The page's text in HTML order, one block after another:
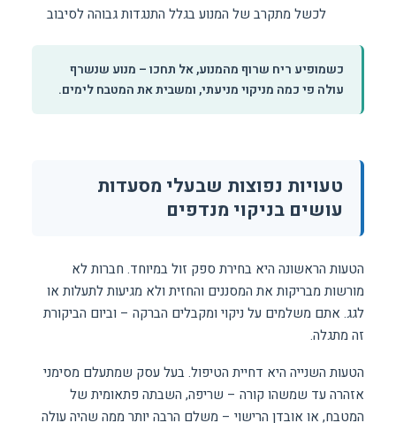
לכשל מתקרב של המנוע בגלל התנגדות גבוהה לסיבוב
כשמופיע ריח שרוף מהמנוע, אל תחכו – מנוע שנשרף
עולה פי כמה מניקוי מניעתי, ומשבית את המטבח לימים.
טעויות נפוצות שבעלי מסעדות
עושים בניקוי מנדפים
הטעות הראשונה היא בחירת ספק זול במיוחד. חברות לא
מורשות מבריקות את המסננים והחזית ולא מגיעות לתעלות או
לגג. אתם משלמים על ניקוי ומקבלים הברקה – וביום הביקורת
זה מתגלה.
הטעות השנייה היא דחיית הטיפול. בעל עסק שמתעלם מסימני
אזהרה עד שמשהו קורה – שריפה, השבתה פתאומית של
המטבח, או אובדן הרישוי – משלם הרבה יותר ממה שהיה עולה